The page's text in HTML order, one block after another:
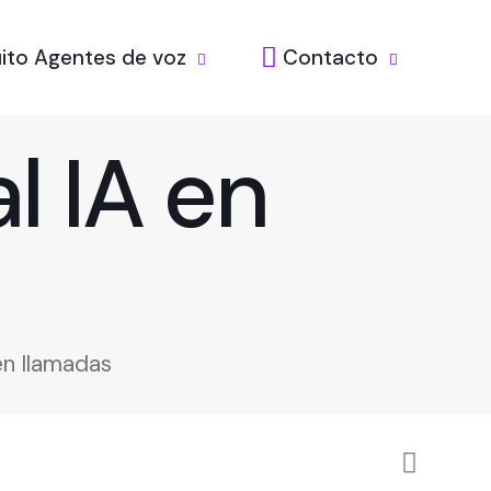
Agentes de voz Contacto
IA en
llamadas